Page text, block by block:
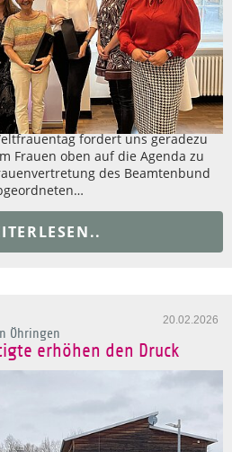
fordert uns geradezu
Frauen oben auf die Agenda zu
des Beamtenbund
20.02.2026
Öhringen
erhöhen den Druck